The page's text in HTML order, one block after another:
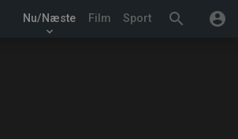
search account_circle
Nu/Næste
keyboard_arrow_down
Film Sport